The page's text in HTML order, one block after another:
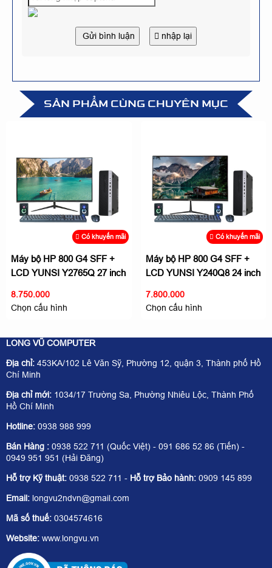
Gửi bình luận nhập lại
SẢN PHẨM CÙNG CHUYÊN MỤC
Có khuyến mãi
Máy bộ HP 800 G4 SFF +
LCD YUNSI Y2765Q 27 inch
8.750.000
Chọn cấu hình
Có khuyến mãi
Máy bộ HP 800 G4 SFF +
LCD YUNSI Y240Q8 24 inch
7.800.000
Chọn cấu hình
LONG VŨ COMPUTER
Địa chỉ: 453KA/102 Lê Văn Sỹ, Phường 12, quận 3, Thành phố Hồ
Chí Minh
Địa chỉ mới: 1034/17 Trường Sa, Phường Nhiêu Lộc, Thành Phố
Hồ Chí Minh
Hotline: 0938 988 999
Bán Hàng : 0938 522 711 (Quốc Việt) - 091 686 52 86 (Tiến) -
0949 951 951 (Hải Đăng)
Hỗ trợ Kỹ thuật: 0938 522 711 - Hỗ trợ Bảo hành: 0909 145 899
Email: longvu2ndvn@gmail.com
Mã số thuế: 0304574616
Website: www.longvu.vn